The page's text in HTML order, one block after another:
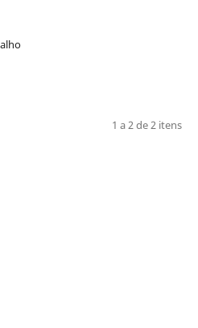
1 a 2 de 2 itens